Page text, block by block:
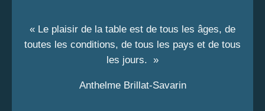
« Le plaisir de la table est de tous les âges, de
toutes les conditions, de tous les pays et de tous
les jours. »
Anthelme Brillat-Savarin